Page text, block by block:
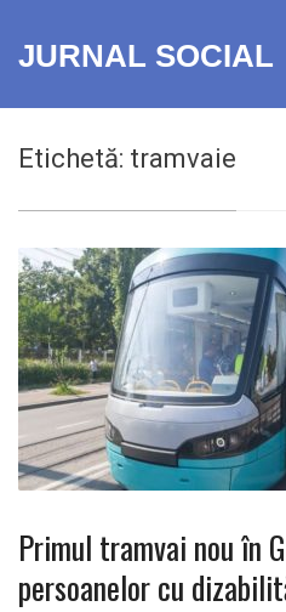
JURNAL SOCIAL
Etichetă: tramvaie
Primul tramvai nou în
persoanelor cu